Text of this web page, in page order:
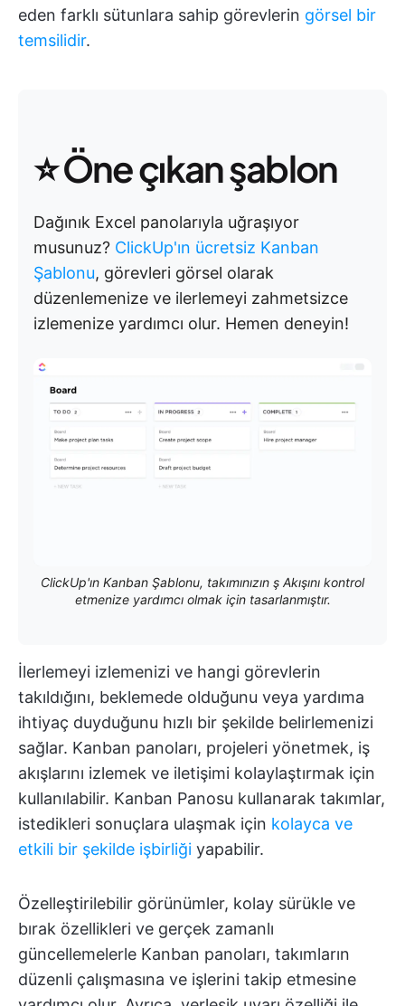
eden farklı sütunlara sahip görevlerin görsel bir
temsilidir.
⭐ Öne çıkan şablon
Dağınık Excel panolarıyla uğraşıyor
musunuz? ClickUp'ın ücretsiz Kanban
Şablonu, görevleri görsel olarak
düzenlemenize ve ilerlemeyi zahmetsizce
izlemenize yardımcı olur. Hemen deneyin!
ClickUp'ın Kanban Şablonu, takımınızın ş Akışını kontrol
etmenize yardımcı olmak için tasarlanmıştır.
İlerlemeyi izlemenizi ve hangi görevlerin
takıldığını, beklemede olduğunu veya yardıma
ihtiyaç duyduğunu hızlı bir şekilde belirlemenizi
sağlar. Kanban panoları, projeleri yönetmek, iş
akışlarını izlemek ve iletişimi kolaylaştırmak için
kullanılabilir. Kanban Panosu kullanarak takımlar,
istedikleri sonuçlara ulaşmak için kolayca ve
etkili bir şekilde işbirliği yapabilir.
Özelleştirilebilir görünümler, kolay sürükle ve
bırak özellikleri ve gerçek zamanlı
güncellemelerle Kanban panoları, takımların
düzenli çalışmasına ve işlerini takip etmesine